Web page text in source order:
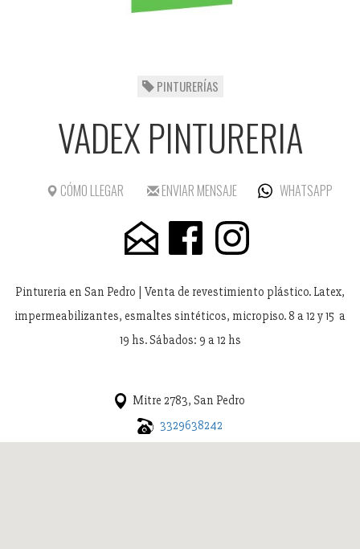
PINTURERÍAS
VADEX PINTURERIA
CÓMO LLEGAR ENVIAR MENSAJE WHATSAPP
Pintureria en San Pedro | Venta de revestimiento plástico. Latex,
impermeabilizantes, esmaltes sintéticos, micropiso. 8 a 12 y 15 a
19 hs. Sábados: 9 a 12 hs
Mitre 2783, San Pedro
3329638242